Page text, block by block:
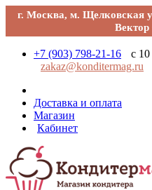
г. Москва, м. Щелковская
Вектор
+7 (903) 798-21-16
с
zakaz@konditermag.ru
Доставка и оплата
Магазин
Кабинет